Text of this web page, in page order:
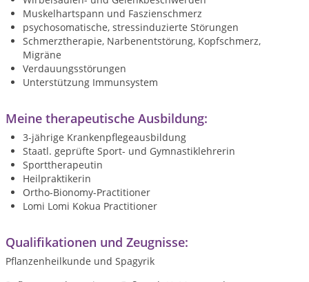
Muskelhartspann und Faszienschmerz
psychosomatische, stressinduzierte Störungen
Schmerztherapie, Narbenentstörung, Kopfschmerz,
Migräne
Verdauungsstörungen
Unterstützung Immunsystem
Meine therapeutische Ausbildung:
3-jährige Krankenpflegeausbildung
Staatl. geprüfte Sport- und Gymnastiklehrerin
Sporttherapeutin
Heilpraktikerin
Ortho-Bionomy-Practitioner
Lomi Lomi Kokua Practitioner
Qualifikationen und Zeugnisse:
Pflanzenheilkunde und Spagyrik